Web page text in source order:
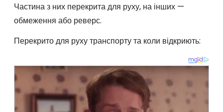
Частина з них перекрита для руху, на інших —
обмеження або реверс.
Перекрито для руху транспорту та коли відкриють: